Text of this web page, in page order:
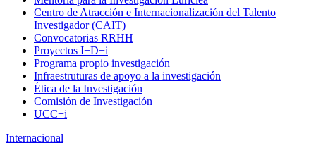
Centro de Atracción e Internacionalización del Talento
Investigador (CAIT)
Convocatorias RRHH
Proyectos I+D+i
Programa propio investigación
Infraestruturas de apoyo a la investigación
Ética de la Investigación
Comisión de Investigación
UCC+i
Internacional